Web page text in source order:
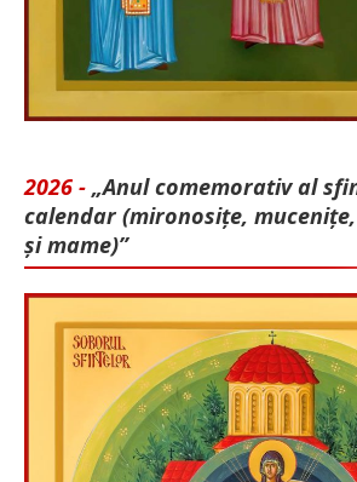
2026 - „Anul comemorativ al
calendar (mironosițe,
și mame)”